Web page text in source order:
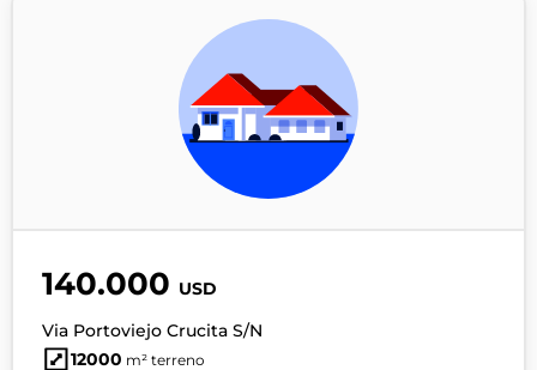
140.000 USD
Via Portoviejo Crucita S/N
12000 m² terreno